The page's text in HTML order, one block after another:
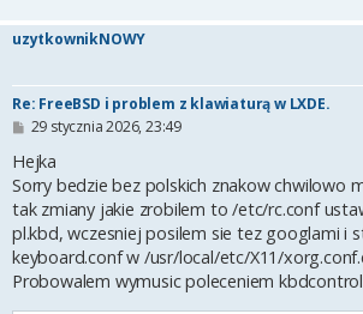
uzytkownikNOWY
Re: FreeBSD i problem z klawiaturą w LXDE.
P
s
29 stycznia 2026, 23:49
Hejka
Sorry bedzie bez polskich znakow chwilowo
tak zmiany jakie zrobilem to /etc/rc.conf
pl.kbd, wczesniej posilem sie tez googlami i
keyboard.conf w /usr/local/etc/X11/
Probowalem wymusic poleceniem kbdcontrol